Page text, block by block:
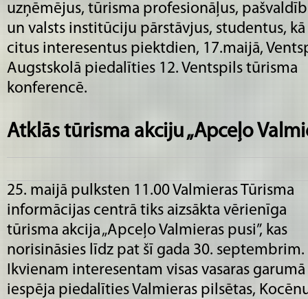
uzņēmējus, tūrisma profesionāļus,
un valsts institūciju pārstāvjus, studentus,
citus interesentus piektdien, 17.maijā,
Augstskolā piedalīties 12. Ventspils tūrisma
konferencē.
Atklās tūrisma akciju „Apceļo
25. maijā pulksten 11.00 Valmieras Tūrisma
informācijas centrā tiks aizsākta vērienīga
tūrisma akcija „Apceļo Valmieras pusi”, kas
norisināsies līdz pat šī gada 30. septembrim.
Ikvienam interesentam visas vasaras
iespēja piedalīties Valmieras pilsētas,